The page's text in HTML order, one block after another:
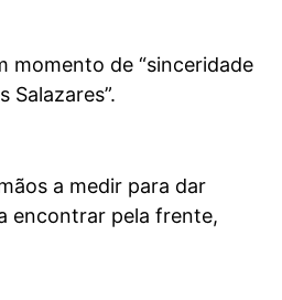
momento de “sinceridade
Salazares”.
a medir para dar
encontrar pela frente,